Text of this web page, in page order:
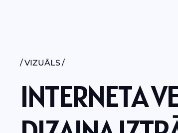
VIZUĀLS
INTERNETAV